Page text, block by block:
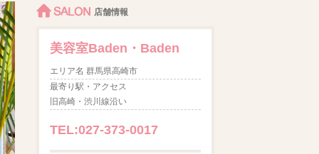
SALON 店舗情報
美容室Baden・Baden
エリア名 群馬県高崎市
最寄り駅・アクセス
旧高崎・渋川線沿い
TEL:027-373-0017